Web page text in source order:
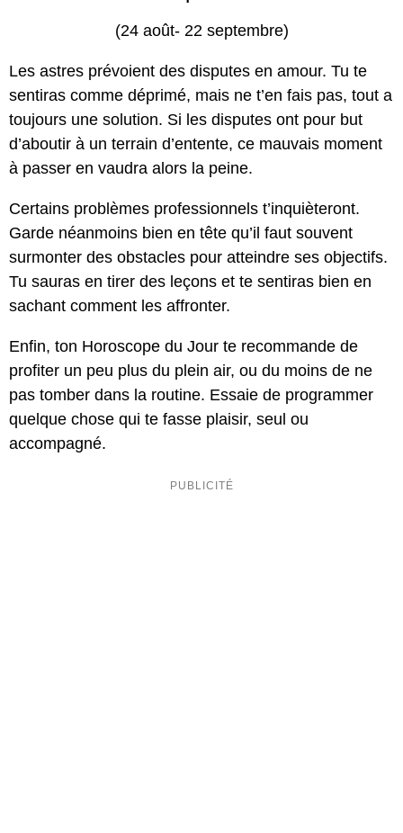
(24 août- 22 septembre)
Les astres prévoient des disputes en amour. Tu te
sentiras comme déprimé, mais ne t’en fais pas, tout a
toujours une solution. Si les disputes ont pour but
d’aboutir à un terrain d’entente, ce mauvais moment
à passer en vaudra alors la peine.
Certains problèmes professionnels t’inquièteront.
Garde néanmoins bien en tête qu’il faut souvent
surmonter des obstacles pour atteindre ses objectifs.
Tu sauras en tirer des leçons et te sentiras bien en
sachant comment les affronter.
Enfin, ton Horoscope du Jour te recommande de
profiter un peu plus du plein air, ou du moins de ne
pas tomber dans la routine. Essaie de programmer
quelque chose qui te fasse plaisir, seul ou
accompagné.